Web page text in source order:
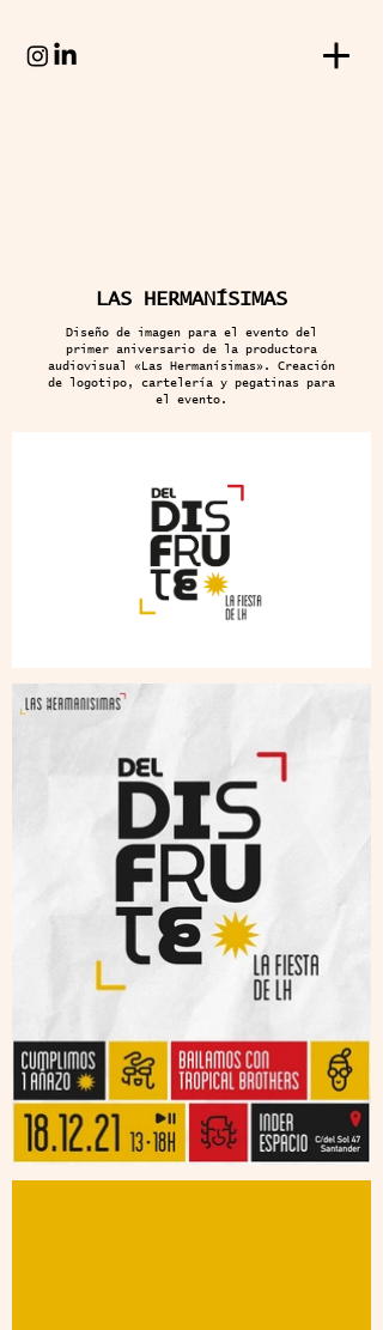
LAS HERMANÍSIMAS
Diseño de imagen para el evento del
primer aniversario de la productora
audiovisual «Las Hermanísimas». Creación
de logotipo, cartelería y pegatinas para
el evento.